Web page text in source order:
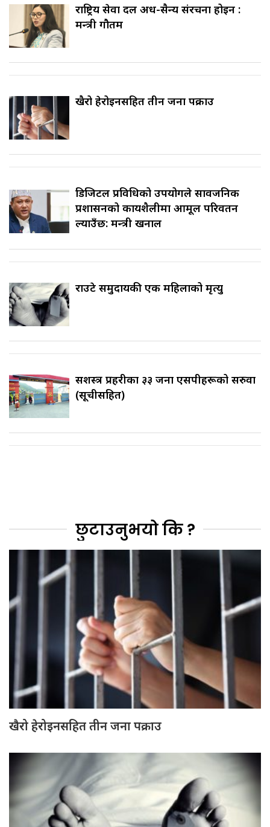
राष्ट्रिय सेवा दल अर्ध-सैन्य संरचना होइन :
मन्त्री गौतम
खैरो हेरोइनसहित तीन जना पक्राउ
डिजिटल प्रविधिको उपयोगले सार्वजनिक
प्रशासनको कार्यशैलीमा आमूल परिवर्तन
ल्याउँछ: मन्त्री खनाल
राउटे समुदायकी एक महिलाको मृत्यु
सशस्त्र प्रहरीका ३३ जना एसपीहरूको सरुवा
(सूचीसहित)
छुटाउनुभयो कि ?
खैरो हेरोइनसहित तीन जना पक्राउ